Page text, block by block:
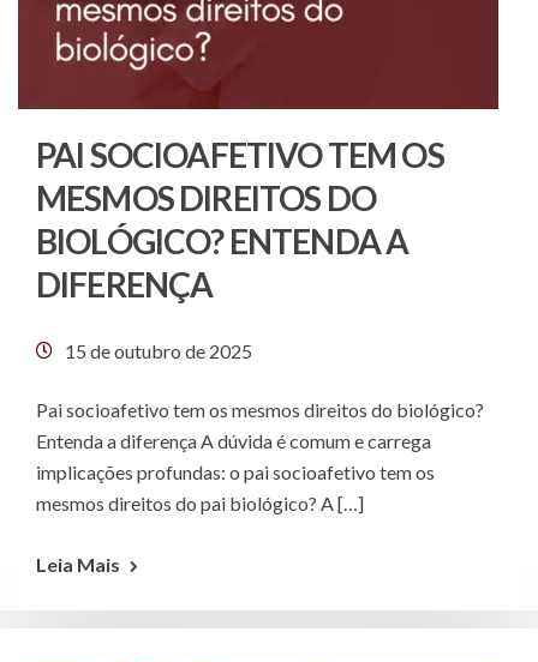
PAI SOCIOAFETIVO TEM OS
MESMOS DIREITOS DO
BIOLÓGICO? ENTENDA A
DIFERENÇA
15 de outubro de 2025
Pai socioafetivo tem os mesmos direitos do biológico?
Entenda a diferença A dúvida é comum e carrega
implicações profundas: o pai socioafetivo tem os
mesmos direitos do pai biológico? A […]
Leia Mais